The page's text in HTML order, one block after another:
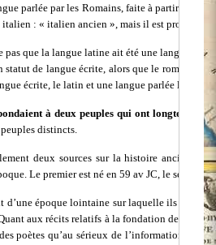
parlée par les Romains, faite à partir des
italien : « italien ancien », mais il est probable
pas que la langue latine ait été une langue
statut de langue écrite, alors que le roman
écrite, le latin et une langue parlée le
à deux peuples qui ont longtemps
distincts.
deux sources sur la histoire
Le premier est né en 59 av JC, le second
d’une époque lointaine sur laquelle ils
aux récits relatifs à la fondation de
poètes qu’au sérieux de l’information ».